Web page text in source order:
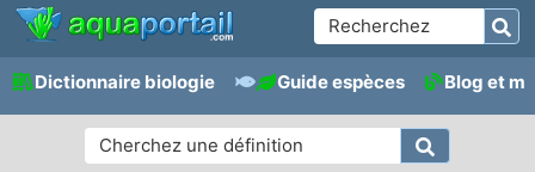
Dictionnaire biologie Guide espèces Blog et